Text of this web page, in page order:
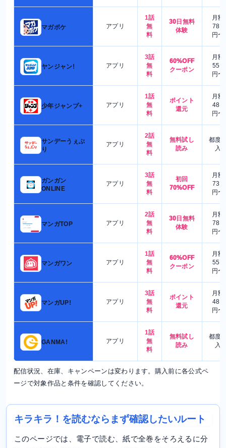
マガポケ アプリ
1話
無
料
30日無料
体験
月額
780
円〜
ヤンジャン! アプリ
3話
無
料
60%OFF
クーポン
月額
550
円〜
少年ジャンプ+ アプリ
1話
無
料
ポイント
還元
月額
480
円〜
サンデーうぇぶ
り
アプリ
2話
無
料
無料試し
読み
都度
入
ガンガン
ONLINE
アプリ
3話
無
料
初回
70%OFF
月額
730
円〜
マンガTOP アプリ
2話
無
料
30日無料
体験
月額
780
円〜
マンガワン アプリ
1話
無
料
60%OFF
クーポン
月額
550
円〜
マンガUP! アプリ
3話
無
料
ポイント
還元
月額
480
円〜
GANMA! アプリ
1話
無
料
無料試し
読み
都度
入
配信状況、在庫、キャンペーンは変わります。購入前に各公式ペ
ージで対象作品と条件を確認してください。
キラキラ！を読むならまず確認したいルート
このページでは、電子で読む、紙で全巻をそろえるに分